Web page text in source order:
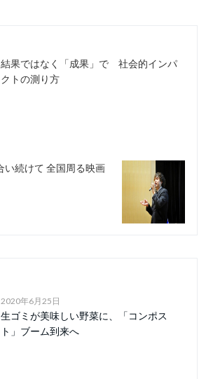
結果ではなく「成果」で 社会的インパ
クトの測り方
い続けて 全国周る映画
2020年6月25日
生ゴミが美味しい野菜に、「コンポス
ト」ブーム到来へ